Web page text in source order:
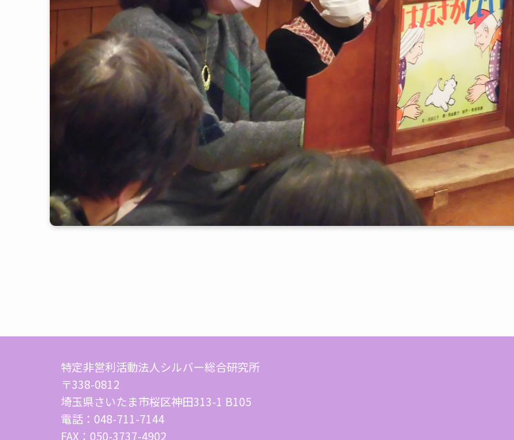
特定非営利活動法人シルバー総合研究所
〒338-0812
埼玉県さいたま市桜区神田313-1 B105
電話：048-711-7144
FAX：050-3737-4902